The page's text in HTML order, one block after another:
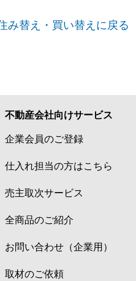
み替え・買い替えに戻る
不動産会社向けサービス
企業会員のご登録
仕入れ担当の方はこちら
売主取次サービス
全商品のご紹介
お問い合わせ（企業用）
取材のご依頼